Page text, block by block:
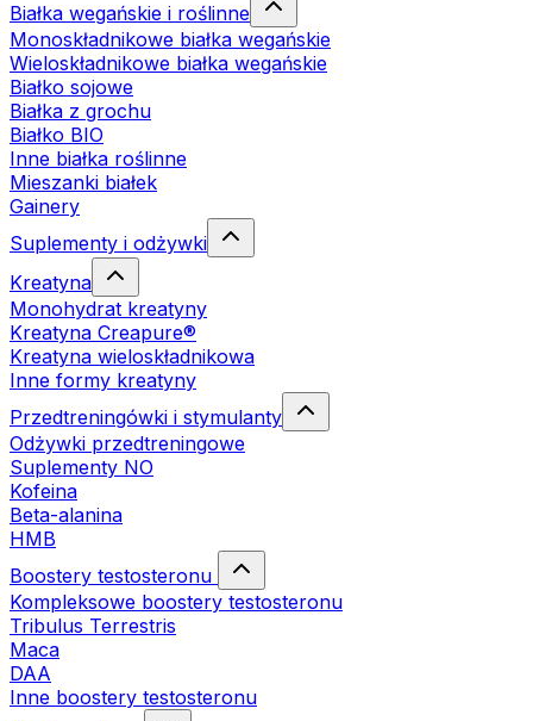
Białka wegańskie i roślinne
Monoskładnikowe białka wegańskie
Wieloskładnikowe białka wegańskie
Białko sojowe
Białka z grochu
Białko BIO
Inne białka roślinne
Mieszanki białek
Gainery
Suplementy i odżywki
Kreatyna
Monohydrat kreatyny
Kreatyna Creapure®
Kreatyna wieloskładnikowa
Inne formy kreatyny
Przedtreningówki i stymulanty
Odżywki przedtreningowe
Suplementy NO
Kofeina
Beta-alanina
HMB
Boostery testosteronu
Kompleksowe boostery testosteronu
Tribulus Terrestris
Maca
DAA
Inne boostery testosteronu